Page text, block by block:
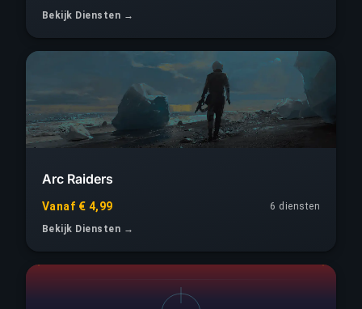
Bekijk Diensten →
Arc Raiders
Vanaf € 4,99 6 diensten
Bekijk Diensten →